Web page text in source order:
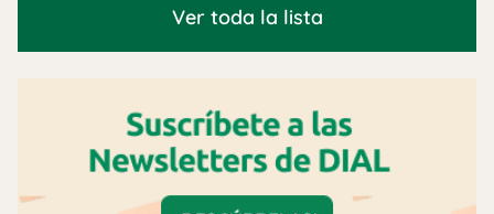
Ver toda la lista